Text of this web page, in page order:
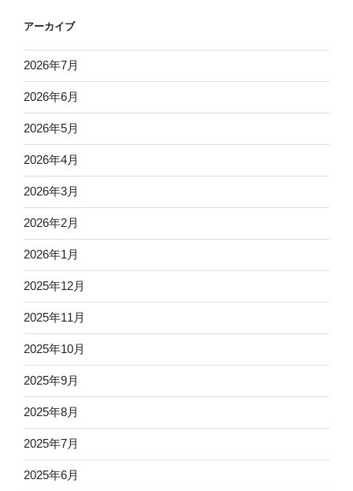
アーカイブ
2026年7月
2026年6月
2026年5月
2026年4月
2026年3月
2026年2月
2026年1月
2025年12月
2025年11月
2025年10月
2025年9月
2025年8月
2025年7月
2025年6月